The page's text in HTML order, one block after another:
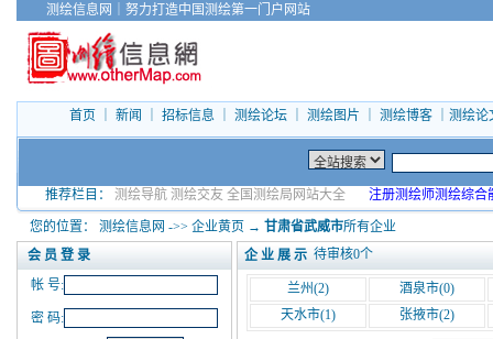
测绘信息网 努力打造中国测绘第一门户网站
首页 新闻 招标信息｜ 测绘论坛｜ 测绘图片 测绘博客｜ 测绘论
推荐栏目： 测绘导航 测绘交友 全国测绘局网站大全 注册测绘师测绘综合
您的位置： 测绘信息网 ->> 企业黄页 → 甘肃省武威市所有企业
会 员 登 录
帐 号:
密 码:
企 业 展 示 待审核0个
兰州(2) 酒泉市(0)
天水市(1) 张掖市(2)